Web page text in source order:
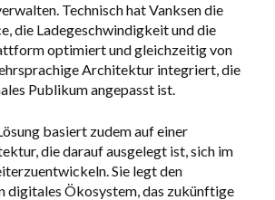
Technisch hat Vanksen die
die Ladegeschwindigkeit und die
optimiert und gleichzeitig von
Architektur integriert, die
Publikum angepasst ist.
basiert zudem auf einer
die darauf ausgelegt ist, sich im
Sie legt den
digitales Ökosystem, das zukünftige